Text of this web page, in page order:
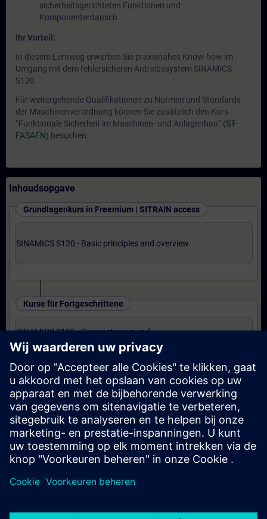
sicherheitsgerichteten Funktionen und
Komponententausch
Ihr Vorteil:
In diesem Lernweg erwerben Sie praxisnahes Know-how im
Umgang mit dem fehlersicheren Antriebssystem SINAMICS
S120.
Für weitergehende Qualifikationen zu Normen und Standards
der Maschinenverordnung können Sie zusätzlich den Kurs
“Funktionale Sicherheit im Maschinen- und Anlagenbau” (ST-
FASAFN) besuchen.
Inhoudsopgave
Grundlagenkurs in Freemium | SITRAIN access
SINAMICS S120 - Basic principles and overview
Kurse für Fortgeschrittene
SINAMICS S120 - Parametrieren und
Inbetriebnahme in TIA Portal (Präsenz-Training)
Kurse für Experten
SINAMICS S120 - Parametrieren Safety
Integrated (Präsenz-Training)